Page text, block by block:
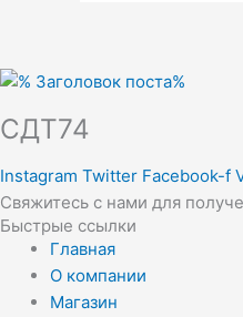
СДТ74
Instagram Twitter Facebook-f
Свяжитесь с нами для
Быстрые ссылки
Главная
О компании
Магазин